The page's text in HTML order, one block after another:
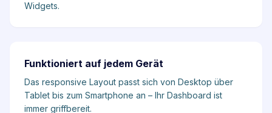
Widgets.
Funktioniert auf jedem Gerät
Das responsive Layout passt sich von Desktop über
Tablet bis zum Smartphone an – Ihr Dashboard ist
immer griffbereit.